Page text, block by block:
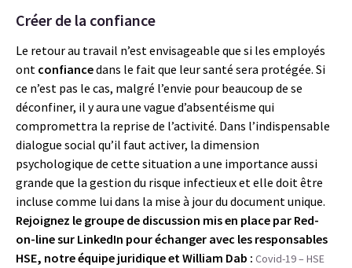
Créer de la confiance
Le retour au travail n’est envisageable que si les employés
ont confiancedans le fait que leur santé sera protégée. Si
ce n’est pas le cas, malgré l’envie pour beaucoup de se
déconfiner, il y aura une vague d’absentéisme qui
compromettra la reprise de l’activité. Dans l’indispensable
dialogue social qu’il faut activer, la dimension
psychologique de cette situation a une importance aussi
grande que la gestion du risque infectieux et elle doit être
incluse comme lui dans la mise à jour du document unique.
Rejoignez le groupe de discussion mis en place par Red-
on-line sur LinkedIn pour échanger avec les responsables
HSE, notre équipe juridique et William Dab : Covid-19 – HSE